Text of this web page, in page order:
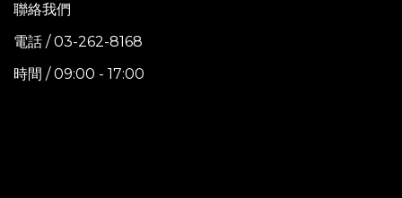
聯絡我們
電話 / 03-262-8168
時間 / 09:00 - 17:00